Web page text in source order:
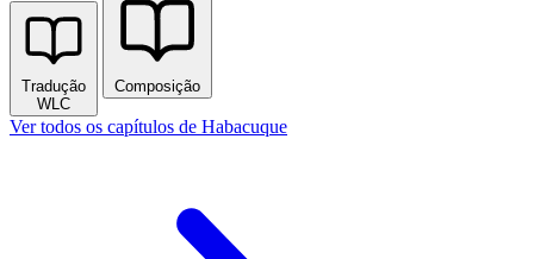
Tradução
WLC
Composição
Ver todos os capítulos de Habacuque